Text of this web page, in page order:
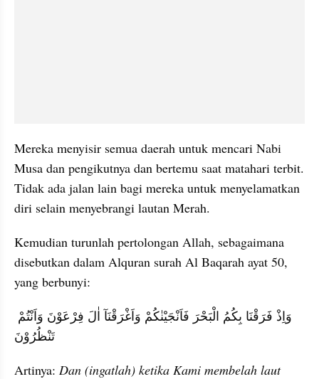
Mereka menyisir semua daerah untuk mencari Nabi
Musa dan pengikutnya dan bertemu saat matahari terbit.
Tidak ada jalan lain bagi mereka untuk menyelamatkan
diri selain menyebrangi lautan Merah.
Kemudian turunlah pertolongan Allah, sebagaimana
disebutkan dalam Alquran surah Al Baqarah ayat 50,
yang berbunyi:
تَنْظُرُوْنَ
Artinya: Dan (ingatlah) ketika Kami membelah laut